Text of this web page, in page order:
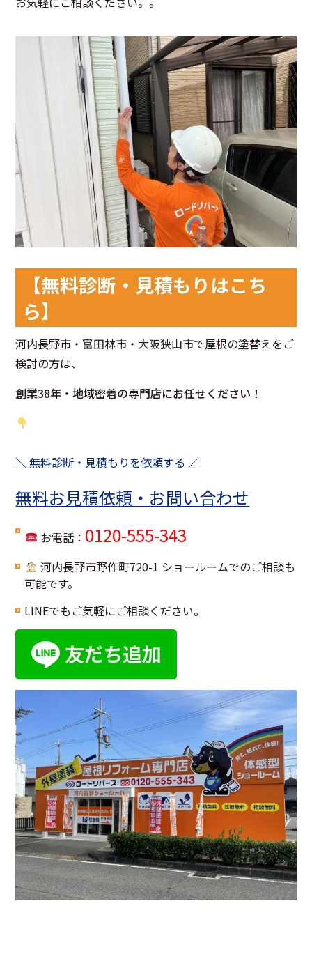
【無料診断・見積もりはこち
ら】
河内長野市・富田林市・大阪狭山市で屋根の塗替えをご
検討の方は、
創業38年・地域密着の専門店にお任せください！
＼ 無料診断・見積もりを依頼する ／
無料お見積依頼・お問い合わせ
お電話： 0120-555-343
河内長野市野作町720-1 ショールームでのご相談も
可能です。
LINEでもご気軽にご相談ください。